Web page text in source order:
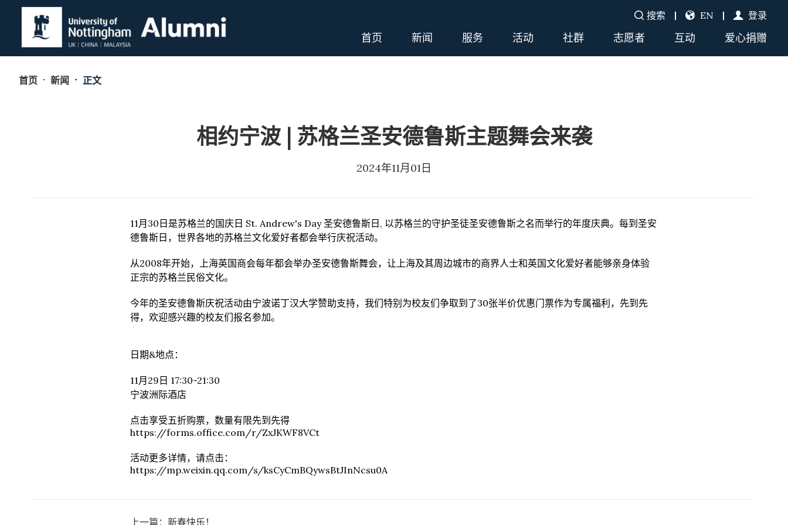
搜索 EN 登录
首页 新闻 服务 活动 社群 志愿者 互动 爱心捐赠
首页 新闻 正文
相约宁波 | 苏格兰圣安德鲁斯主题舞会来袭
2024年11月01日
11月30日是苏格兰的国庆日 St. Andrew's Day 圣安德鲁斯日, 以苏格兰的守护圣徒圣安德鲁斯之名而举行的年度庆典。每到圣安
德鲁斯日，世界各地的苏格兰文化爱好者都会举行庆祝活动。
从2008年开始，上海英国商会每年都会举办圣安德鲁斯舞会，让上海及其周边城市的商界人士和英国文化爱好者能够亲身体验
正宗的苏格兰民俗文化。
今年的圣安德鲁斯庆祝活动由宁波诺丁汉大学赞助支持，我们特别为校友们争取到了30张半价优惠门票作为专属福利，先到先
得，欢迎感兴趣的校友们报名参加。
日期&地点：
11月29日 17:30-21:30
宁波洲际酒店
点击享受五折购票，数量有限先到先得
https://forms.office.com/r/ZxJKWF8VCt
活动更多详情，请点击：
https://mp.weixin.qq.com/s/ksCyCmBQywsBtJInNcsu0A
上一篇： 新春快乐！